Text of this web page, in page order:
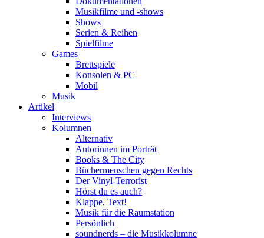
Musikfilme und -shows
Shows
Serien & Reihen
Spielfilme
Games
Brettspiele
Konsolen & PC
Mobil
Musik
Artikel
Interviews
Kolumnen
Alternativ
Autorinnen im Porträt
Books & The City
Büchermenschen gegen Rechts
Der Vinyl-Terrorist
Hörst du es auch?
Klappe, Text!
Musik für die Raumstation
Persönlich
soundnerds – die Musikkolumne